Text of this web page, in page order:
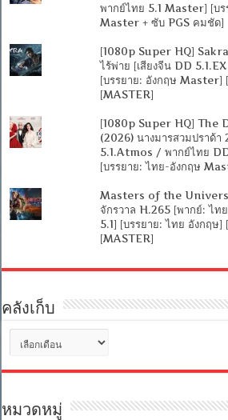
พากย์ไทย 5.1 Master] [บร
Master + ซับ PGS คมชัด]
[1080p Super HQ]
ไร้พ่าย [เสียงจีน DD
[บรรยาย: อังกฤษ Master]
[MASTER]
[1080p Super HQ] The
(2026) นางมารสวมปราด้า
5.1.Atmos / พากย์ไทย
[บรรยาย: ไทย-อังกฤษ
Masters of the
จักรวาล H.265 [พากย์: ไท
5.1] [บรรยาย: ไทย อังกฤษ
[MASTER]
คลังเก็บ
เก็บ
หมวดหมู่